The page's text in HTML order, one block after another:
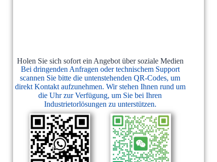
Holen Sie sich sofort ein Angebot über soziale Medien
Bei dringenden Anfragen oder technischem Support
scannen Sie bitte die untenstehenden QR-Codes, um
direkt Kontakt aufzunehmen. Wir stehen Ihnen rund um
die Uhr zur Verfügung, um Sie bei Ihren
Industrietorlösungen zu unterstützen.